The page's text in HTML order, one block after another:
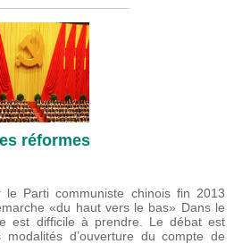
réformes
Parti communiste chinois fin 2013
«du haut vers le bas» Dans le
est difficile à prendre. Le débat est
d’ouverture du compte de